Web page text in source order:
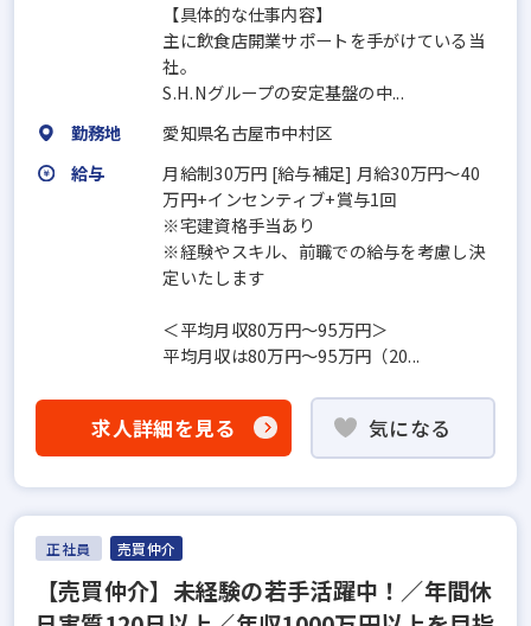
【具体的な仕事内容】
主に飲食店開業サポートを手がけている当
社。
S.H.Nグループの安定基盤の中...
勤務地
愛知県名古屋市中村区
給与
月給制30万円 [給与補足] 月給30万円～40
万円+インセンティブ+賞与1回
※宅建資格手当あり
※経験やスキル、前職での給与を考慮し決
定いたします
＜平均月収80万円～95万円＞
平均月収は80万円～95万円（20...
求人詳細を見る 気になる
正社員 売買仲介
【売買仲介】未経験の若手活躍中！／年間休